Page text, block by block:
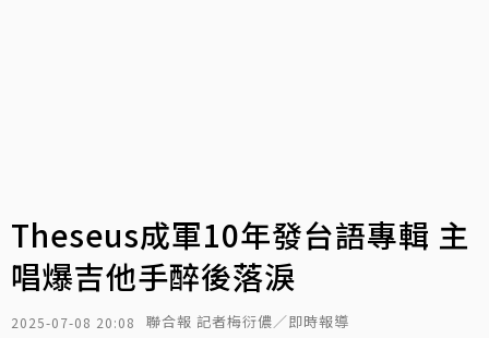
Theseus成軍10年發台語專輯 主
唱爆吉他手醉後落淚
2025-07-08 20:08 聯合報 記者梅衍儂／即時報導